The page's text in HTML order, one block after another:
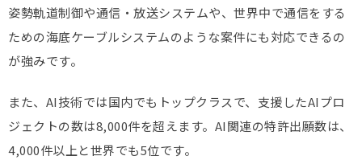
姿勢軌道制御や通信・放送システムや、世界中で通信をする
ための海底ケーブルシステムのような案件にも対応できるの
が強みです。
また、AI技術では国内でもトップクラスで、支援したAIプロ
ジェクトの数は8,000件を超えます。AI関連の特許出願数は、
4,000件以上と世界でも5位です。